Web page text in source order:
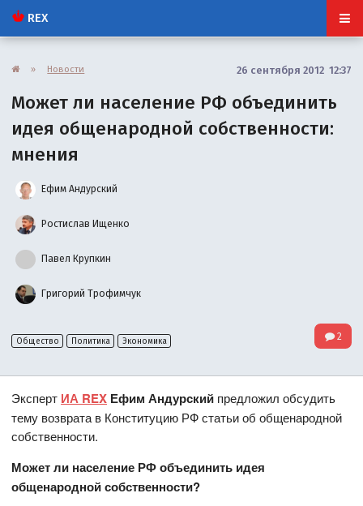
REX
» Новости 26 сентября 2012 12:37
Может ли население РФ объединить
идея общенародной собственности:
мнения
Ефим Андурский
Ростислав Ищенко
Павел Крупкин
Григорий Трофимчук
Общество Политика Экономика 2
Эксперт ИА REX Ефим Андурский предложил обсудить
тему возврата в Конституцию РФ статьи об общенародной
собственности.
Может ли население РФ объединить идея
общенародной собственности?